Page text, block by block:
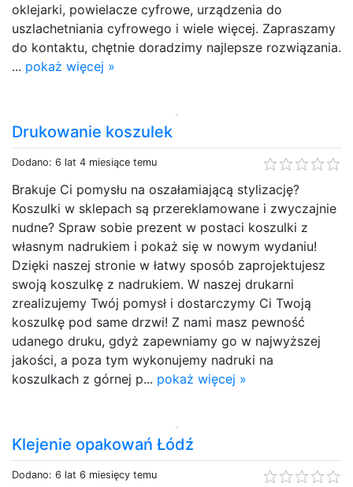
oklejarki, powielacze cyfrowe, urządzenia do
uszlachetniania cyfrowego i wiele więcej. Zapraszamy
do kontaktu, chętnie doradzimy najlepsze rozwiązania.
... pokaż więcej »
Drukowanie koszulek
Dodano: 6 lat 4 miesiące temu
Brakuje Ci pomysłu na oszałamiającą stylizację?
Koszulki w sklepach są przereklamowane i zwyczajnie
nudne? Spraw sobie prezent w postaci koszulki z
własnym nadrukiem i pokaż się w nowym wydaniu!
Dzięki naszej stronie w łatwy sposób zaprojektujesz
swoją koszulkę z nadrukiem. W naszej drukarni
zrealizujemy Twój pomysł i dostarczymy Ci Twoją
koszulkę pod same drzwi! Z nami masz pewność
udanego druku, gdyż zapewniamy go w najwyższej
jakości, a poza tym wykonujemy nadruki na
koszulkach z górnej p... pokaż więcej »
Klejenie opakowań Łódź
Dodano: 6 lat 6 miesięcy temu